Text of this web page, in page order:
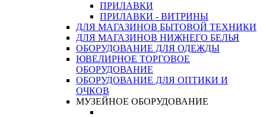
ПРИЛАВКИ
ПРИЛАВКИ - ВИТРИНЫ
ДЛЯ МАГАЗИНОВ БЫТОВОЙ ТЕХНИКИ
ДЛЯ МАГАЗИНОВ НИЖНЕГО БЕЛЬЯ
ОБОРУДОВАНИЕ ДЛЯ ОДЕЖДЫ
ЮВЕЛИРНОЕ ТОРГОВОЕ
ОБОРУДОВАНИЕ
ОБОРУДОВАНИЕ ДЛЯ ОПТИКИ И
ОЧКОВ
МУЗЕЙНОЕ ОБОРУДОВАНИЕ